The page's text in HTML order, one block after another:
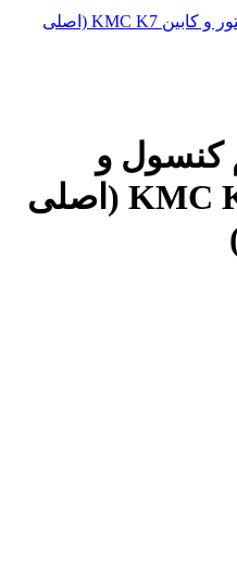
کنسول و
مانیتور و کابین KMC K7 (اصلی